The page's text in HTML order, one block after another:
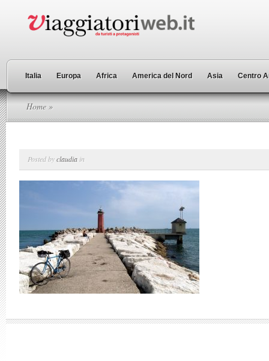
Italia Europa Africa America del Nord Asia Centro
Home »
Posted byclaudia in